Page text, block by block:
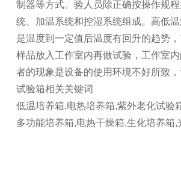
制器等方式。验人员除正确按操作规
统、加温系统和控湿系统组成。高低
是温度到一定值后温度有回升的趋势
样品放入工作室内再做试验，工作室
者的现象是设备的使用环境不好所致
试验箱相关关键词
低温培养箱,电热培养箱,紫外老化试验
多功能培养箱,电热干燥箱,生化培养箱